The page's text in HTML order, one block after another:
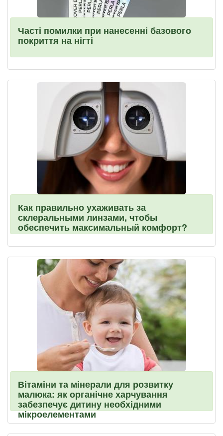
Часті помилки при нанесенні базового
покриття на нігті
Как правильно ухаживать за
склеральными линзами, чтобы
обеспечить максимальный комфорт?
Вітаміни та мінерали для розвитку
малюка: як органічне харчування
забезпечує дитину необхідними
мікроелементами